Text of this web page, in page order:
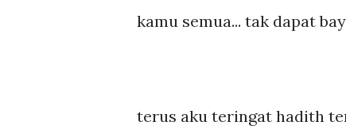
kamu semua... tak dapat
terus aku teringat hadith